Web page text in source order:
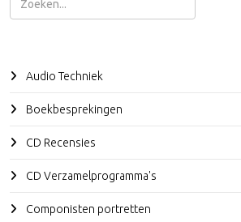
Audio Techniek
Boekbesprekingen
CD Recensies
CD Verzamelprogramma's
Componisten portretten